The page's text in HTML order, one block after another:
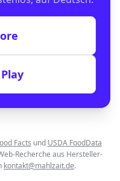
Facts und USDA FoodData
Recherche aus Hersteller-
kontakt@mahlzait.de.